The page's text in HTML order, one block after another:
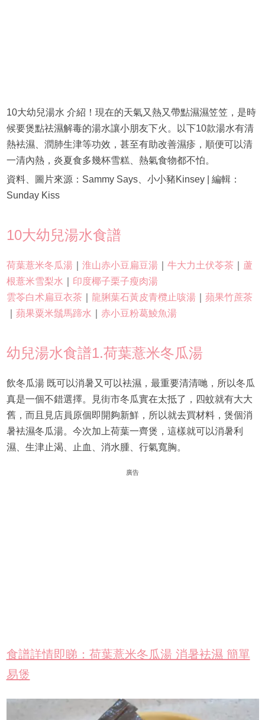
10大幼兒湯水 介紹！現在的天氣又熱又帶點濕濕笠笠，是時
候要煲點祛濕解毒的湯水讓小朋友下火。以下10款湯水有清
熱袪濕、潤肺生津等功效，甚至有助改善濕疹，順便可以清
一清內熱，炎夏食多幾杯雪糕、熱氣食物都不怕。
資料、圖片來源：Sammy Says、小小豬Kinsey | 編輯：
Sunday Kiss
10大幼兒湯水食譜
荷葉薏米冬瓜湯｜ 淮山赤小豆扁豆湯｜ 牛大力土伏苓茶
蘆
根薏米雪梨水
印度椰子栗子瘦肉湯
雲苓白术扁豆衣茶
龍脷葉石黃皮青欖止咳湯｜ 蘋果竹蔗茶
蘋果粟米鬚馬蹄水 赤小豆粉葛鯪魚湯
幼兒湯水食譜1.荷葉薏米冬瓜湯
飲冬瓜湯 既可以消暑又可以袪濕，最重要清清哋，所以冬瓜
真是一個不錯選擇。見街市冬瓜實在太抵了，四蚊就有大大
舊，而且見店員原個即開夠新鮮，所以就去買材料，煲個消
暑袪濕冬瓜湯。今次加上荷葉一齊煲，這樣就可以消暑利
濕、生津止渴、止血、消水腫、行氣寬胸。
廣告
食譜詳情即睇：荷葉薏米冬瓜湯 消暑袪濕 簡單
易煲